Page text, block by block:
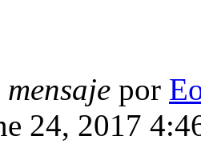
por
24, 2017